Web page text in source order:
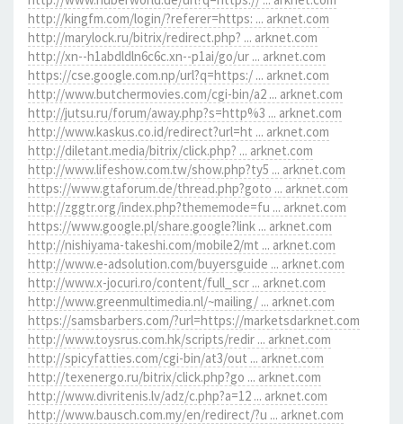
http://kingfm.com/login/?referer=https: ... arknet.com
http://marylock.ru/bitrix/redirect.php? ... arknet.com
http://xn--h1abdldln6c6c.xn--p1ai/go/ur ... arknet.com
https://cse.google.com.np/url?q=https:/ ... arknet.com
http://www.butchermovies.com/cgi-bin/a2 ... arknet.com
http://jutsu.ru/forum/away.php?s=http%3 ... arknet.com
http://www.kaskus.co.id/redirect?url=ht ... arknet.com
http://diletant.media/bitrix/click.php? ... arknet.com
http://www.lifeshow.com.tw/show.php?ty5 ... arknet.com
https://www.gtaforum.de/thread.php?goto ... arknet.com
http://zggtr.org/index.php?thememode=fu ... arknet.com
https://www.google.pl/share.google?link ... arknet.com
http://nishiyama-takeshi.com/mobile2/mt ... arknet.com
http://www.e-adsolution.com/buyersguide ... arknet.com
http://www.x-jocuri.ro/content/full_scr ... arknet.com
http://www.greenmultimedia.nl/~mailing/ ... arknet.com
https://samsbarbers.com/?url=https://marketsdarknet.com
http://www.toysrus.com.hk/scripts/redir ... arknet.com
http://spicyfatties.com/cgi-bin/at3/out ... arknet.com
http://texenergo.ru/bitrix/click.php?go ... arknet.com
http://www.divritenis.lv/adz/c.php?a=12 ... arknet.com
http://www.bausch.com.my/en/redirect/?u ... arknet.com